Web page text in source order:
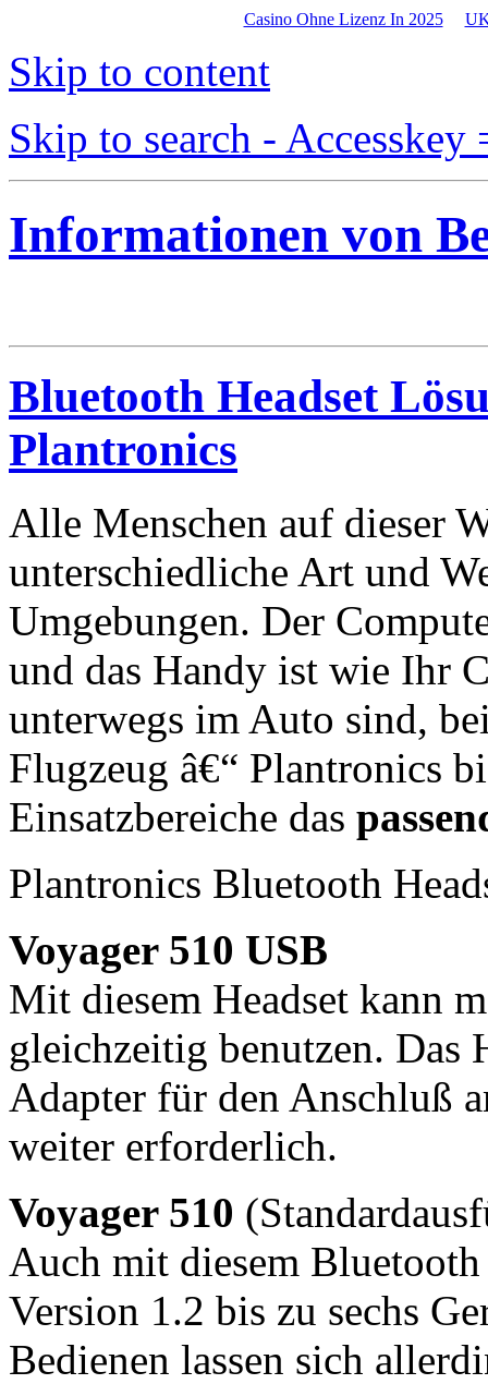
Casino Ohne Lizenz In 2025
Skip to content
Skip to search - Accesskey
Informationen von
Bluetooth Headset
Plantronics
Alle Menschen auf dieser
unterschiedliche Art und
Umgebungen. Der
und das Handy ist wie Ihr
unterwegs im Auto sind,
Flugzeug â€“ Plantronics
Einsatzbereiche das
Plantronics Bluetooth
Voyager 510 USB
Mit diesem Headset kann
gleichzeitig benutzen. Das
Adapter für den Anschluß
weiter erforderlich.
Voyager 510
Auch mit diesem
Version 1.2 bis zu sechs
Bedienen lassen sich